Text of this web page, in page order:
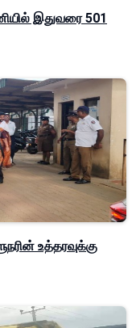
இதுவரை 501
உத்தரவுக்கு